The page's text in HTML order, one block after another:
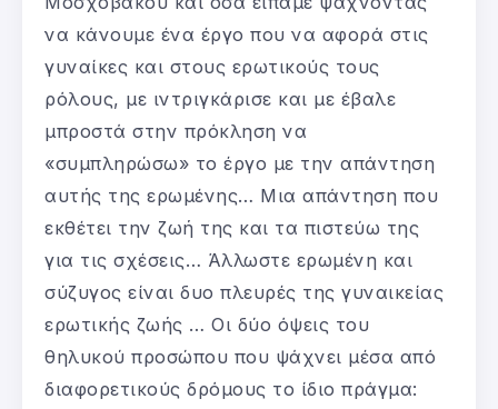
να κάνουμε ένα έργο που να αφορά στις
γυναίκες και στους ερωτικούς τους
ρόλους, με ιντριγκάρισε και με έβαλε
μπροστά στην πρόκληση να
«συμπληρώσω» το έργο με την απάντηση
αυτής της ερωμένης… Μια απάντηση που
εκθέτει την ζωή της και τα πιστεύω της
για τις σχέσεις… Άλλωστε ερωμένη και
σύζυγος είναι δυο πλευρές της γυναικείας
ερωτικής ζωής … Οι δύο όψεις του
θηλυκού προσώπου που ψάχνει μέσα από
διαφορετικούς δρόμους το ίδιο πράγμα: